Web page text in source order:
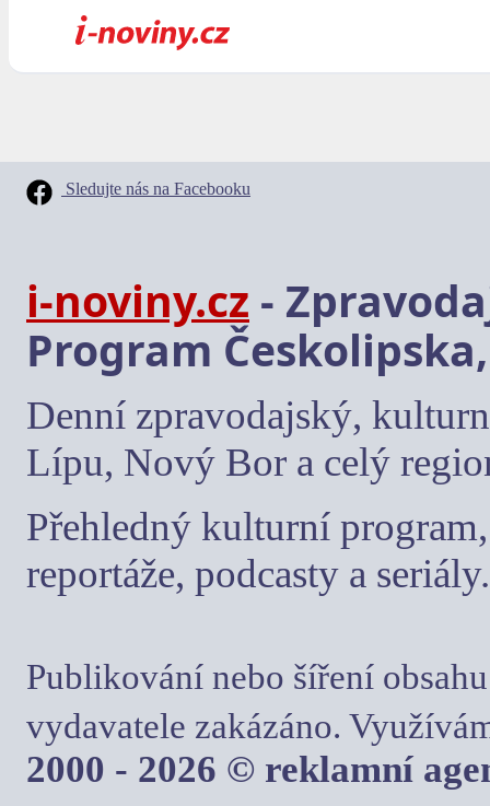
Sledujte nás na Facebooku
i-noviny.cz -
Program
Denní zpravodajský,
Lípu, Nový Bor a celý
Přehledný kulturní
reportáže, podcasty a seriály.
Publikování nebo šíření
vydavatele zakázáno.
2000 - 2026 © reklamní